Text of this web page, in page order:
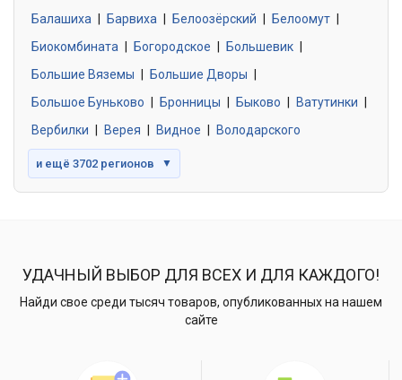
Знакомства без обязательств
0 объявлений
Балашиха
Барвиха Белоозёрский Белоомут
Биокомбината
Богородское Большевик
Большие Вяземы
Большие Дворы
Большое Буньково
Бронницы Быково Ватутинки
Вербилки
Верея Видное Володарского
и ещё 3702 регионов ▼
УДАЧНЫЙ ВЫБОР ДЛЯ ВСЕХ И ДЛЯ КАЖДОГО!
Найди свое среди тысяч товаров, опубликованных на нашем
сайте